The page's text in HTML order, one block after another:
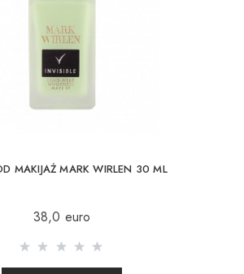
MAKIJAŻ MARK WIRLEN 30 ML
38,0 euro